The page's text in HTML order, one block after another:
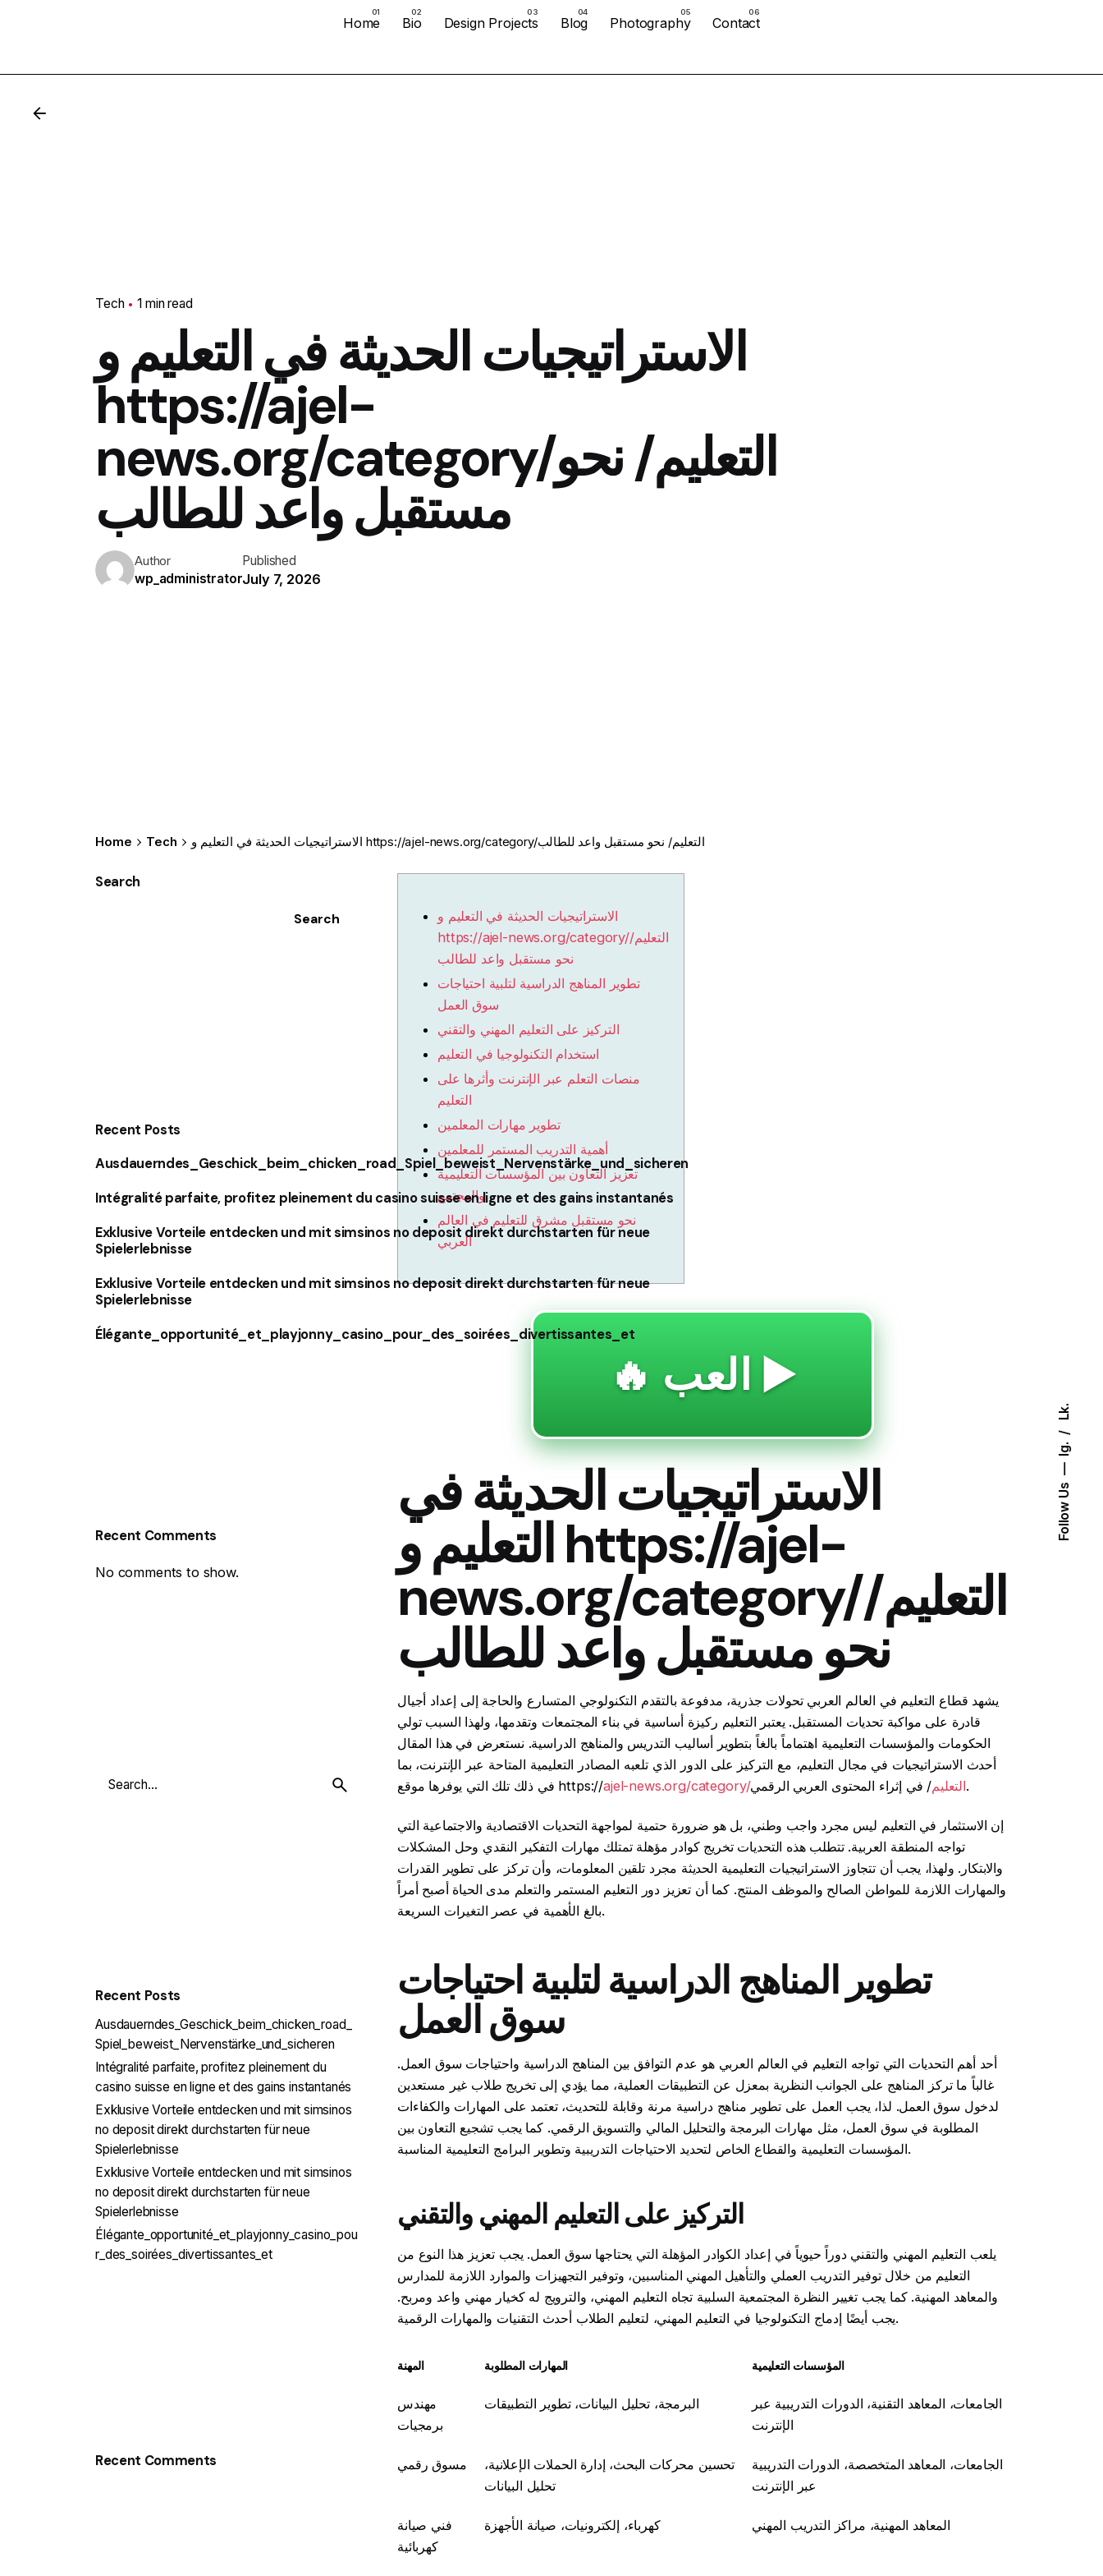
Follow Us
Ig.
Lk.
Home Bio Design Projects Blog Photography Contact
Tech 1 min read
الاستراتيجيات الحديثة في التعليم و
https://ajel-
news.org/category/التعليم/ نحو
مستقبل واعد للطالب
Author
wp_administrator
Published
July 7, 2026
Home Tech الاستراتيجيات الحديثة في التعليم و https://ajel-news.org/category/التعليم/ نحو مستقبل واعد للطالب
Search
Search
Recent Posts
Ausdauerndes_Geschick_beim_chicken_road_Spiel_beweist_Nervenstärke_und_sicheren
Intégralité parfaite, profitez pleinement du casino suisse en ligne et des gains instantanés
Exklusive Vorteile entdecken und mit simsinos no deposit direkt durchstarten für neue
Spielerlebnisse
Exklusive Vorteile entdecken und mit simsinos no deposit direkt durchstarten für neue
Spielerlebnisse
Élégante_opportunité_et_playjonny_casino_pour_des_soirées_divertissantes_et
Recent Comments
No comments to show.
Recent Posts
Ausdauerndes_Geschick_beim_chicken_road_
Spiel_beweist_Nervenstärke_und_sicheren
Intégralité parfaite, profitez pleinement du
casino suisse en ligne et des gains instantanés
Exklusive Vorteile entdecken und mit simsinos
no deposit direkt durchstarten für neue
Spielerlebnisse
Exklusive Vorteile entdecken und mit simsinos
no deposit direkt durchstarten für neue
Spielerlebnisse
Élégante_opportunité_et_playjonny_casino_pou
r_des_soirées_divertissantes_et
Recent Comments
الاستراتيجيات الحديثة في التعليم و
https://ajel-news.org/category/التعليم/
نحو مستقبل واعد للطالب
تطوير المناهج الدراسية لتلبية احتياجات
سوق العمل
التركيز على التعليم المهني والتقني
استخدام التكنولوجيا في التعليم
منصات التعلم عبر الإنترنت وأثرها على
التعليم
تطوير مهارات المعلمين
أهمية التدريب المستمر للمعلمين
تعزيز التعاون بين المؤسسات التعليمية
والمجتمع
نحو مستقبل مشرق للتعليم في العالم
العربي
🔥 العب ▶️
الاستراتيجيات الحديثة في
التعليم و https://ajel-
news.org/category/التعليم/
نحو مستقبل واعد للطالب
يشهد قطاع التعليم في العالم العربي تحولات جذرية، مدفوعة بالتقدم التكنولوجي المتسارع والحاجة إلى إعداد أجيال
قادرة على مواكبة تحديات المستقبل. يعتبر التعليم ركيزة أساسية في بناء المجتمعات وتقدمها، ولهذا السبب تولي
الحكومات والمؤسسات التعليمية اهتماماً بالغاً بتطوير أساليب التدريس والمناهج الدراسية. نستعرض في هذا المقال
أحدث الاستراتيجيات في مجال التعليم، مع التركيز على الدور الذي تلعبه المصادر التعليمية المتاحة عبر الإنترنت، بما
في ذلك تلك التي يوفرها موقع https://
ajel-news.org/category/التعليم/ في إثراء المحتوى العربي الرقمي.
إن الاستثمار في التعليم ليس مجرد واجب وطني، بل هو ضرورة حتمية لمواجهة التحديات الاقتصادية والاجتماعية التي
تواجه المنطقة العربية. تتطلب هذه التحديات تخريج كوادر مؤهلة تمتلك مهارات التفكير النقدي وحل المشكلات
والابتكار. ولهذا، يجب أن تتجاوز الاستراتيجيات التعليمية الحديثة مجرد تلقين المعلومات، وأن تركز على تطوير القدرات
والمهارات اللازمة للمواطن الصالح والموظف المنتج. كما أن تعزيز دور التعليم المستمر والتعلم مدى الحياة أصبح أمراً
بالغ الأهمية في عصر التغيرات السريعة.
تطوير المناهج الدراسية لتلبية احتياجات
سوق العمل
أحد أهم التحديات التي تواجه التعليم في العالم العربي هو عدم التوافق بين المناهج الدراسية واحتياجات سوق العمل.
غالباً ما تركز المناهج على الجوانب النظرية بمعزل عن التطبيقات العملية، مما يؤدي إلى تخريج طلاب غير مستعدين
لدخول سوق العمل. لذا، يجب العمل على تطوير مناهج دراسية مرنة وقابلة للتحديث، تعتمد على المهارات والكفاءات
المطلوبة في سوق العمل، مثل مهارات البرمجة والتحليل المالي والتسويق الرقمي. كما يجب تشجيع التعاون بين
المؤسسات التعليمية والقطاع الخاص لتحديد الاحتياجات التدريبية وتطوير البرامج التعليمية المناسبة.
التركيز على التعليم المهني والتقني
يلعب التعليم المهني والتقني دوراً حيوياً في إعداد الكوادر المؤهلة التي يحتاجها سوق العمل. يجب تعزيز هذا النوع من
التعليم من خلال توفير التدريب العملي والتأهيل المهني المناسبين، وتوفير التجهيزات والموارد اللازمة للمدارس
والمعاهد المهنية. كما يجب تغيير النظرة المجتمعية السلبية تجاه التعليم المهني، والترويج له كخيار مهني واعد ومربح.
يجب أيضًا إدماج التكنولوجيا في التعليم المهني، لتعليم الطلاب أحدث التقنيات والمهارات الرقمية.
المهنة المهارات المطلوبة المؤسسات التعليمية
مهندس
برمجيات
البرمجة، تحليل البيانات، تطوير التطبيقات
الجامعات، المعاهد التقنية، الدورات التدريبية عبر
الإنترنت
مسوق رقمي
تحسين محركات البحث، إدارة الحملات الإعلانية،
تحليل البيانات
الجامعات، المعاهد المتخصصة، الدورات التدريبية
عبر الإنترنت
فني صيانة
كهربائية
كهرباء، إلكترونيات، صيانة الأجهزة المعاهد المهنية، مراكز التدريب المهني